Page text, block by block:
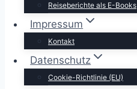
Reiseberichte als E-Books
Impressum
Kontakt
Datenschutz
Cookie-Richtlinie (EU)